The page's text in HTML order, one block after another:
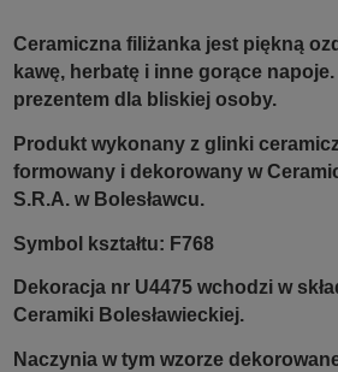
Ceramiczna filiżanka jest piękną
kawę, herbatę i inne gorące
prezentem dla bliskiej osoby.
Produkt wykonany z glinki
formowany i dekorowany w
S.R.A. w Bolesławcu.
Symbol kształtu: F768
Dekoracja nr U4475 wchodzi w
Ceramiki Bolesławieckiej.
Naczynia w tym wzorze